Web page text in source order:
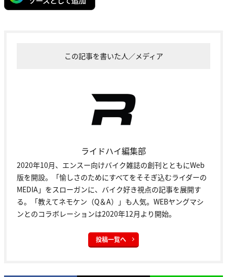
この記事を書いた人／メディア
ライドハイ編集部
2020年10月、エンスー向けバイク雑誌の創刊とともにWeb
版を開設。「愉しさのためにすべてをそそぎ込むライダーの
MEDIA」をスローガンに、バイク好き視点の記事を展開す
る。「教えてネモケン（Q＆A）」も人気。WEBヤングマシ
ンとのコラボレーションは2020年12月より開始。
投稿一覧へ